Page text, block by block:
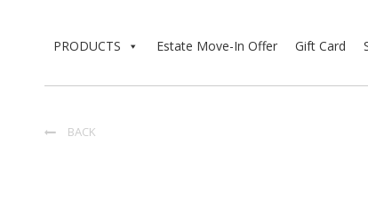
PRODUCTS Estate Move-In Offer Gift Card
 BACK